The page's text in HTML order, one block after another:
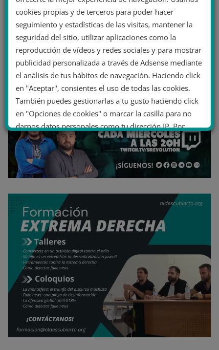
cookies propias y de terceros para poder hacer
seguimiento y estadísticas de las visitas, mantener la
seguridad del sitio, utilizar aplicaciones como la
reproducción de vídeos y redes sociales y para mostrar
publicidad personalizada a través de Adsense mediante
el análisis de tus hábitos de navegación. Haciendo click
en "Aceptar", consientes el uso de todas las cookies.
También puedes gestionarlas a tu gusto haciendo click
en "Opciones de cookies" o marcar la casilla para no
darnos datos personales como tu dirección IP. Por
último, puedes leer nuestra Política de cookies.
No dar mi información personal
Opciones de cookies Aceptar cookies
Rechazar cookies Política de cookies